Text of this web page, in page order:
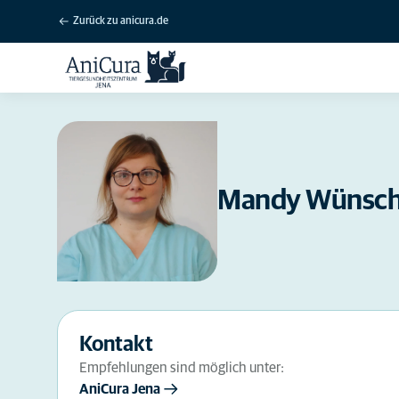
Zurück zu anicura.de
Mandy
Kontakt
Empfehlungen sind möglich unter:
AniCura Jena